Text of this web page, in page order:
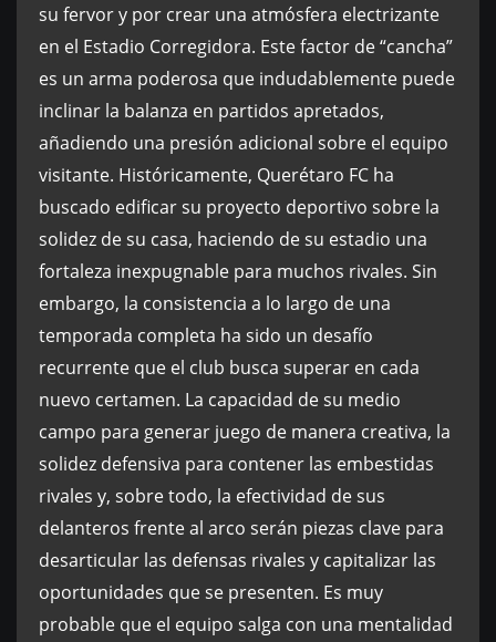
su fervor y por crear una atmósfera electrizante
en el Estadio Corregidora. Este factor de “cancha”
es un arma poderosa que indudablemente puede
inclinar la balanza en partidos apretados,
añadiendo una presión adicional sobre el equipo
visitante. Históricamente, Querétaro FC ha
buscado edificar su proyecto deportivo sobre la
solidez de su casa, haciendo de su estadio una
fortaleza inexpugnable para muchos rivales. Sin
embargo, la consistencia a lo largo de una
temporada completa ha sido un desafío
recurrente que el club busca superar en cada
nuevo certamen. La capacidad de su medio
campo para generar juego de manera creativa, la
solidez defensiva para contener las embestidas
rivales y, sobre todo, la efectividad de sus
delanteros frente al arco serán piezas clave para
desarticular las defensas rivales y capitalizar las
oportunidades que se presenten. Es muy
probable que el equipo salga con una mentalidad